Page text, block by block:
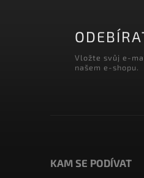
Vložte svůj e-
našem e-shopu.
KAM SE PODÍVAT